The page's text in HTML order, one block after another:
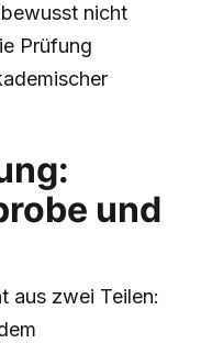
nicht
Prüfung
und
aus zwei Teilen: